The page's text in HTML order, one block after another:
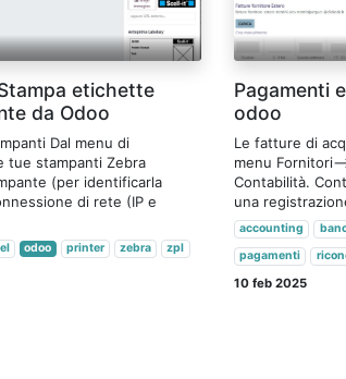
etichette
da Odoo
Dal menu di
tue stampanti Zebra
(per identificarla
di rete (IP e
odoo printer zebra zpl
Pagamenti
odoo
Le fatture di
menu
Contabilità.
una
accounting
pagamenti
10 feb 2025